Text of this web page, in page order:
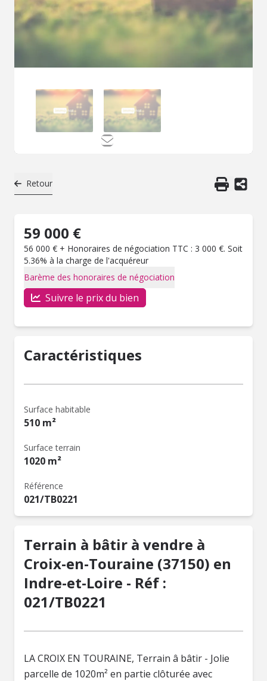
Retour
59 000 €
56 000 € + Honoraires de négociation TTC : 3 000 €. Soit
5.36% à la charge de l'acquéreur
Barème des honoraires de négociation
Suivre le prix du bien
Caractéristiques
Surface habitable
510 m²
Surface terrain
1020 m²
Référence
021/TB0221
Terrain à bâtir à vendre à
Croix-en-Touraine (37150) en
Indre-et-Loire - Réf :
021/TB0221
LA CROIX EN TOURAINE, Terrain â bâtir - Jolie
parcelle de 1020m² en partie clôturée avec